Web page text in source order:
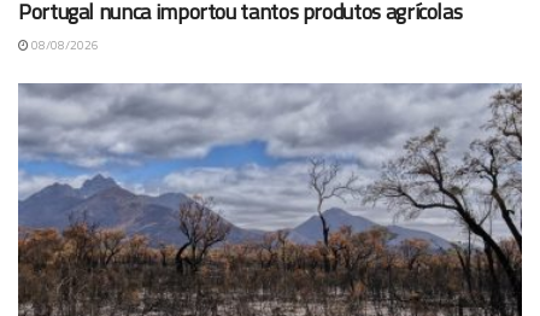
Portugal nunca importou tantos produtos agrícolas
08/08/2026